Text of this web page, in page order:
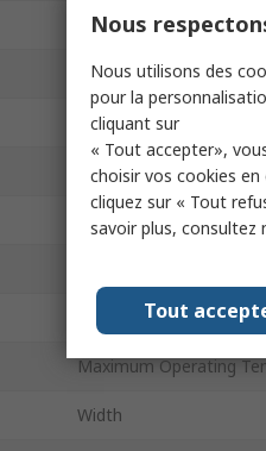
Connector Type
Shield Type
Orientation
IP Rating
LED
Termination Type
Maximum Operating
Width
Nous
Nous utilisons des
pour la
cliquant sur
« Tout accepter»,
choisir vos cookies
cliquez sur « Tout
savoir plus, consultez
Tout